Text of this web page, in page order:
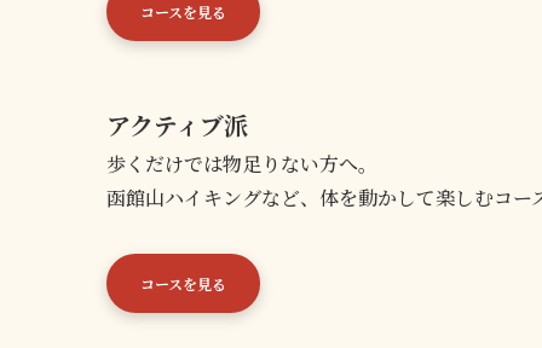
コースを見る
アクティブ派
歩くだけでは物足りない方へ。
函館山ハイキングなど、体を動かして楽しむコー
コースを見る